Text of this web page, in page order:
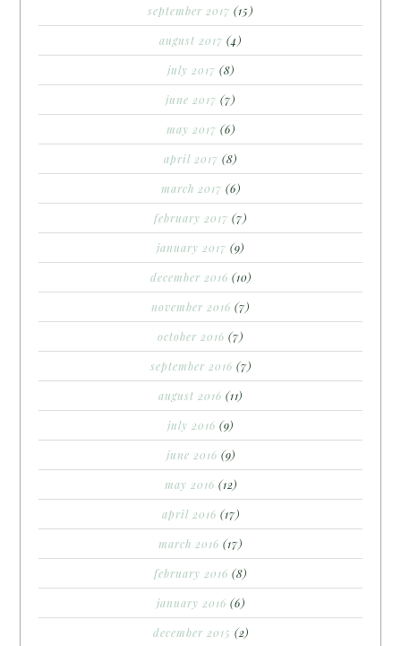
september 2017 (15)
august 2017 (4)
july 2017 (8)
june 2017 (7)
may 2017 (6)
april 2017 (8)
march 2017 (6)
february 2017 (7)
january 2017 (9)
december 2016 (10)
november 2016 (7)
october 2016 (7)
september 2016 (7)
august 2016 (11)
july 2016 (9)
june 2016 (9)
may 2016 (12)
april 2016 (17)
march 2016 (17)
february 2016 (8)
january 2016 (6)
december 2015 (2)